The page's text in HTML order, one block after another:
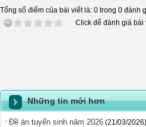
Tổng số điểm của bài viết là: 0 trong 0 đánh
Click để đánh giá bài
Những tin mới hơn
Đề án tuyển sinh năm 2026 (21/03/2026)